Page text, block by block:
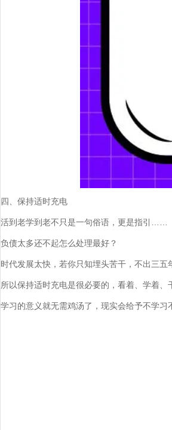
四、保持适时充电
活到老学到老不只是一句俗语，更是指引……
负债太多还不起怎么处理最好？
时代发展太快，若你只知埋头苦干，不出三五
所以保持适时充电是很必要的，看着、学着、
学习的意义就无需鸡汤了，现实会给予不学习